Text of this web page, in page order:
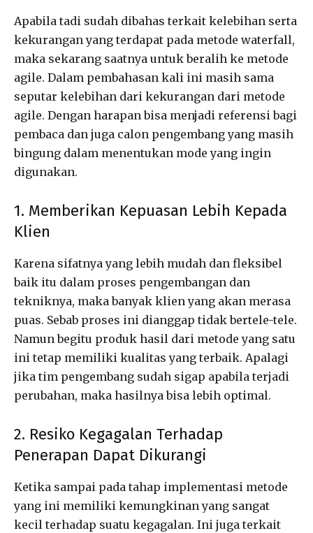
Apabila tadi sudah dibahas terkait kelebihan serta
kekurangan yang terdapat pada metode waterfall,
maka sekarang saatnya untuk beralih ke metode
agile. Dalam pembahasan kali ini masih sama
seputar kelebihan dari kekurangan dari metode
agile. Dengan harapan bisa menjadi referensi bagi
pembaca dan juga calon pengembang yang masih
bingung dalam menentukan mode yang ingin
digunakan.
1. Memberikan Kepuasan Lebih Kepada
Klien
Karena sifatnya yang lebih mudah dan fleksibel
baik itu dalam proses pengembangan dan
tekniknya, maka banyak klien yang akan merasa
puas. Sebab proses ini dianggap tidak bertele-tele.
Namun begitu produk hasil dari metode yang satu
ini tetap memiliki kualitas yang terbaik. Apalagi
jika tim pengembang sudah sigap apabila terjadi
perubahan, maka hasilnya bisa lebih optimal.
2. Resiko Kegagalan Terhadap
Penerapan Dapat Dikurangi
Ketika sampai pada tahap implementasi metode
yang ini memiliki kemungkinan yang sangat
kecil terhadap suatu kegagalan. Ini juga terkait